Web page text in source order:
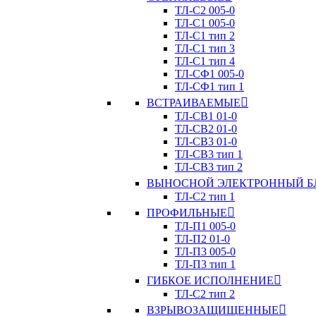
ТЛ-C2 005-0
ТЛ-C1 005-0
ТЛ-C1 тип 2
ТЛ-C1 тип 3
ТЛ-С1 тип 4
ТЛ-CФ1 005-0
ТЛ-CФ1 тип 1
ВСТРАИВАЕМЫЕ
ТЛ-CВ1 01-0
ТЛ-CВ2 01-0
ТЛ-CВ3 01-0
ТЛ-CВ3 тип 1
ТЛ-CВ3 тип 2
ВЫНОСНОЙ ЭЛЕКТРОННЫЙ
ТЛ-C2 тип 1
ПРОФИЛЬНЫЕ
ТЛ-П1 005-0
ТЛ-П2 01-0
ТЛ-П3 005-0
ТЛ-П3 тип 1
ГИБКОЕ ИСПОЛНЕНИЕ
ТЛ-C2 тип 2
ВЗРЫВОЗАЩИЩЕННЫЕ